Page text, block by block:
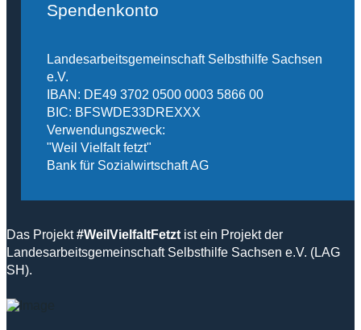
Spendenkonto
Landesarbeitsgemeinschaft Selbsthilfe Sachsen
e.V.
IBAN: DE49 3702 0500 0003 5866 00
BIC: BFSWDE33DREXXX
Verwendungszweck:
"Weil Vielfalt fetzt"
Bank für Sozialwirtschaft AG
Das Projekt#WeilVielfaltFetzt ist ein Projekt der
Landesarbeitsgemeinschaft Selbsthilfe Sachsen e.V. (LAG
SH).